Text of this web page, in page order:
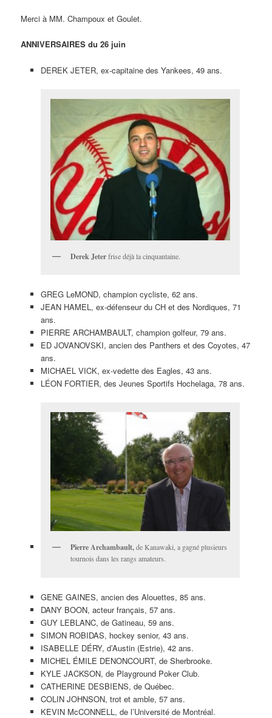
Merci à MM. Champoux et Goulet.
ANNIVERSAIRES du 26 juin
DEREK JETER, ex-capitaine des Yankees, 49 ans.
Derek Jeterfrise déjà la cinquantaine.
GREG LeMOND, champion cycliste, 62 ans.
JEAN HAMEL, ex-défenseur du CH et des Nordiques, 71
ans.
PIERRE ARCHAMBAULT, champion golfeur, 79 ans.
ED JOVANOVSKI, ancien des Panthers et des Coyotes, 47
ans.
MICHAEL VICK, ex-vedette des Eagles, 43 ans.
LÉON FORTIER, des Jeunes Sportifs Hochelaga, 78 ans.
Pierre Archambault,de Kanawaki, a gagné plusieurs
tournois dans les rangs amateurs.
GENE GAINES, ancien des Alouettes, 85 ans.
DANY BOON, acteur français, 57 ans.
GUY LEBLANC, de Gatineau, 59 ans.
SIMON ROBIDAS, hockey senior, 43 ans.
ISABELLE DÉRY, d’Austin (Estrie), 42 ans.
MICHEL ÉMILE DENONCOURT, de Sherbrooke.
KYLE JACKSON, de Playground Poker Club.
CATHERINE DESBIENS, de Québec.
COLIN JOHNSON, trot et amble, 57 ans.
KEVIN McCONNELL, de l’Université de Montréal.